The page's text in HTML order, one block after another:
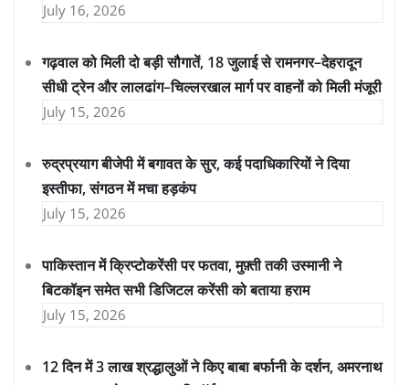
July 16, 2026
गढ़वाल को मिली दो बड़ी सौगातें, 18 जुलाई से रामनगर–देहरादून
सीधी ट्रेन और लालढांग–चिल्लरखाल मार्ग पर वाहनों को मिली मंजूरी
July 15, 2026
रुद्रप्रयाग बीजेपी में बगावत के सुर, कई पदाधिकारियों ने दिया
इस्तीफा, संगठन में मचा हड़कंप
July 15, 2026
पाकिस्तान में क्रिप्टोकरेंसी पर फतवा, मुफ़्ती तकी उस्मानी ने
बिटकॉइन समेत सभी डिजिटल करेंसी को बताया हराम
July 15, 2026
12 दिन में 3 लाख श्रद्धालुओं ने किए बाबा बर्फानी के दर्शन, अमरनाथ